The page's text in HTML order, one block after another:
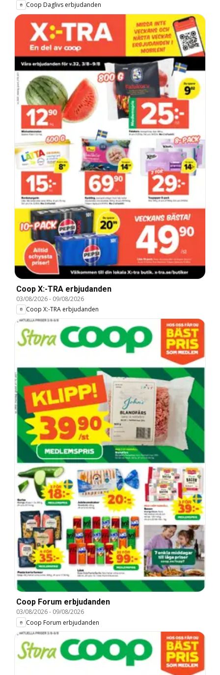
Coop Daglivs erbjudanden
Coop X:-TRA erbjudanden
03/08/2026- 09/08/2026
Coop X:-TRA erbjudanden
Coop Forum erbjudanden
03/08/2026- 09/08/2026
Coop Forum erbjudanden